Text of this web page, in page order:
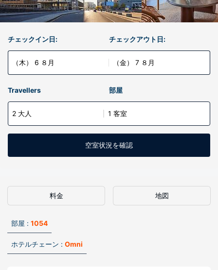
チェックイン日:
（木） 6 ８月
チェックアウト日:
（金） 7 ８月
Travellers 部屋
2 大人 1 客室
空室状況を確認
料金 地図
部屋 : 1054
ホテルチェーン : Omni